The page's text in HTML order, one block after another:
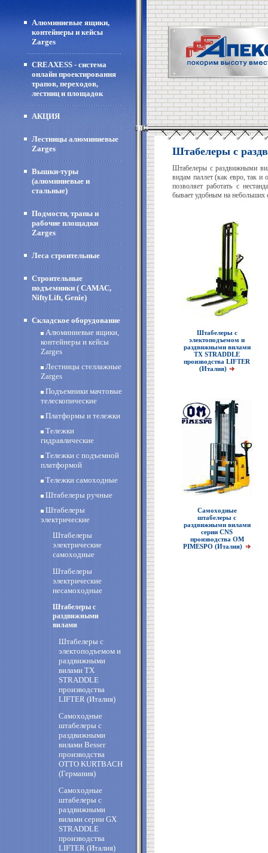
Алюминиевые ящики,
контейнеры и кейсы
Zarges
CREAXESS - система
онлайн проектирования
трапов, переходов,
лестниц и площадок
АКЦИЯ
Лестницы алюминиевые
Zarges
Вышки-туры
(алюминиевые и
стальные)
Подмости, трапы и
рабочие площадки
Zarges
Леса строительные
Строительные
подъемники ( CAMAC,
NiftyLift, Genie)
Складское оборудование
Алюминиевые ящики,
контейнеры и кейсы
Zarges
Лестницы стеллажные
Zarges
Подъемники мачтовые
телескопические
Платформы и тележки
Тележки
гидравлические
Тележки с подъемной
платформой
Тележки самоходные
Штабелеры ручные
Штабелеры
электрические
Штабелеры
электрические
самоходные
Штабелеры
электрические
несамоходные
Штабелеры с
раздвижными
вилами
Штабелеры с
электоподъемом и
раздвижными
вилами ТХ
STRADDLE
производства
LIFTER (Италия)
Самоходные
штабелеры c
раздвижными
вилами Besser
производства
OTTO KURTBACH
(Германия)
Самоходные
штабелеры с
раздвижными
вилами cерии GX
STRADDLE
производства
LIFTER (Италия)
Штабелеры с
Штабелеры с раздвижными
видам паллет (как евро, так
позволяет работать с
бывает удобным на небольших
Штабелеры с
электоподъемом и
раздвижными вилами
ТХ STRADDLE
производства LIFTER
(Италия)
Самоходные
штабелеры с
раздвижными вилами
cерии CNS
производства OM
PIMESPO (Италия)